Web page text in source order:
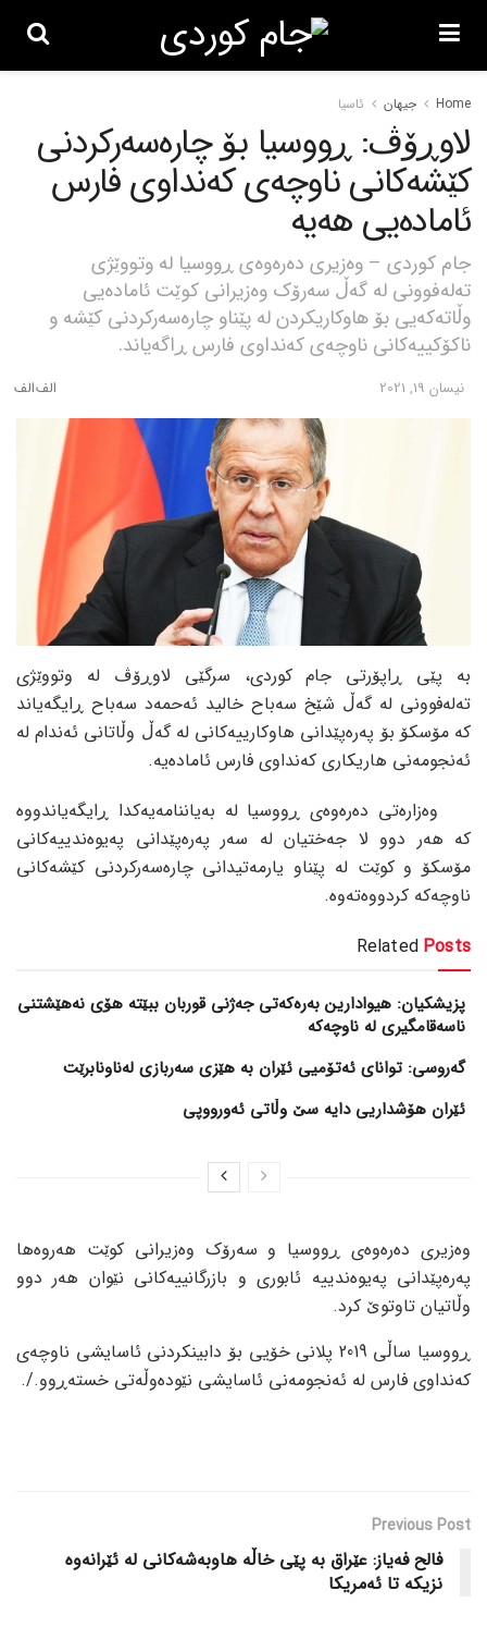
Home جیهان ئاسیا
لاوڕۆڤ: ڕووسیا بۆ چارەسەرکردنی
کێشەکانی ناوچەی کەنداوی فارس
ئامادەیی هەیە
جام کوردی – وەزیری دەرەوەی ڕووسیا لە وتووێژی
تەلەفوونی لە گەڵ سەرۆک وەزیرانی کوێت ئامادەیی
وڵاتەکەیی بۆ هاوکاریکردن لە پێناو چارەسەرکردنی کێشە و
ناکۆکییەکانی ناوچەی کەنداوی فارس ڕاگەیاند.
نیسان 19, 2021
بە پێی ڕاپۆرتی جام کوردی، سرگێی لاوڕۆڤ لە وتووێژی
تەلەفوونی لە گەڵ شێخ سەباح خالید ئەحمەد سەباح ڕایگەیاند
کە مۆسکۆ بۆ پەرەپێدانی هاوکارییەکانی لە گەڵ وڵاتانی ئەندام لە
ئەنجومەنی هاریکاری کەنداوی فارس ئامادەیە.
وەزارەتی دەرەوەی ڕووسیا لە بەیاننامەیەکدا ڕایگەیاندووە
کە هەر دوو لا جەختیان لە سەر پەرەپێدانی پەیوەندییەکانی
مۆسکۆ و کوێت لە پێناو یارمەتیدانی چارەسەرکردنی کێشەکانی
ناوچەکە کردووەتەوە.
Related Posts
پزیشکیان: هیوادارین بەرەکەتی جەژنی قوربان ببێتە هۆی نەهێشتنی
ناسەقامگیری لە ناوچەکە
گەروسی: توانای ئەتۆمیی ئێران بە هێزی سەربازی لەناونابرێت
ئێران هۆشداریی دایە سێ وڵاتی ئەورووپی
وەزیری دەرەوەی ڕووسیا و سەرۆک وەزیرانی کوێت هەروەها
پەرەپێدانی پەیوەندییە ئابوری و بازرگانییەکانی نێوان هەر دوو
وڵاتیان تاوتوێ کرد.
ڕووسیا ساڵی 2019 پلانی خۆیی بۆ دابینکردنی ئاسایشی ناوچەی
کەنداوی فارس لە ئەنجومەنی ئاسایشی نێودەوڵەتی خستەڕوو./.
Previous Post
فالح فەیاز: عێراق بە پێی خاڵە هاوبەشەکانی لە ئێرانەوە
نزیکە تا ئەمریکا